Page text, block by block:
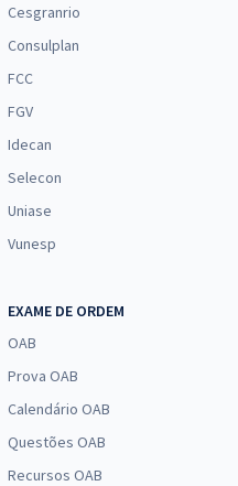
Cesgranrio
Consulplan
FCC
FGV
Idecan
Selecon
Uniase
Vunesp
EXAME DE ORDEM
OAB
Prova OAB
Calendário OAB
Questões OAB
Recursos OAB